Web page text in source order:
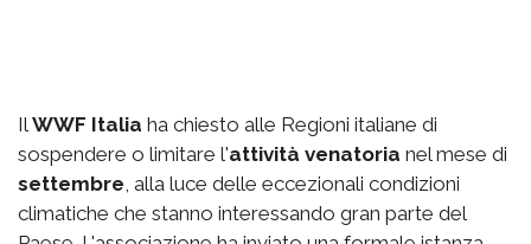
Il WWF Italia ha chiesto alle Regioni italiane di
sospendere o limitare l'attività venatoria nel mese di
settembre , alla luce delle eccezionali condizioni
climatiche che stanno interessando gran parte del